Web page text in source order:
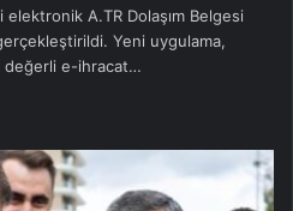
elektronik A.TR Dolaşım Belgesi
Yeni uygulama,
değerli e-ihracat…